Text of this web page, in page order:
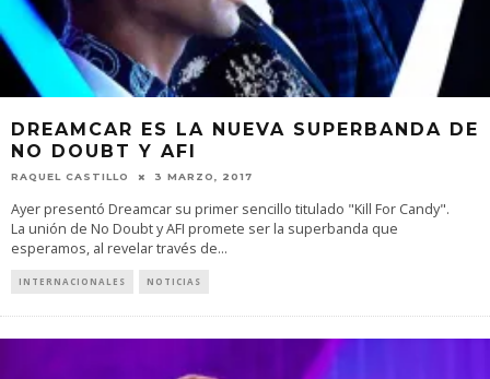
DREAMCAR ES LA NUEVA SUPERBANDA DE
NO DOUBT Y AFI
RAQUEL CASTILLO 3 MARZO, 2017
Ayer presentó Dreamcar su primer sencillo titulado "Kill For Candy".
La unión de No Doubt y AFI promete ser la superbanda que
esperamos, al revelar través de...
INTERNACIONALES NOTICIAS